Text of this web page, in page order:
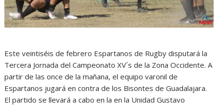
Este veintiséis de febrero Espartanos de Rugby disputará la
Tercera Jornada del Campeonato XV´s de la Zona Occidente. A
partir de las once de la mañana, el equipo varonil de
Espartanos jugará en contra de los Bisontes de Guadalajara.
El partido se llevará a cabo en la en la Unidad Gustavo